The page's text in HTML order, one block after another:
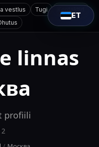
vestlus Tugi
ET
linnas
profiili
2